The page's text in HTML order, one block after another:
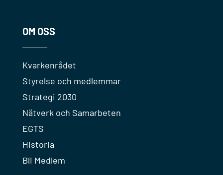
OM OSS
Kvarkenrådet
Styrelse och medlemmar
Strategi 2030
Nätverk och Samarbeten
EGTS
Historia
Bli Medlem